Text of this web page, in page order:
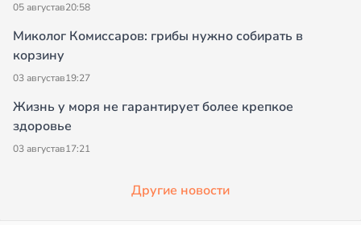
05 августав20:58
Миколог Комиссаров: грибы нужно собирать в
корзину
03 августав19:27
Жизнь у моря не гарантирует более крепкое
здоровье
03 августав17:21
Другие новости